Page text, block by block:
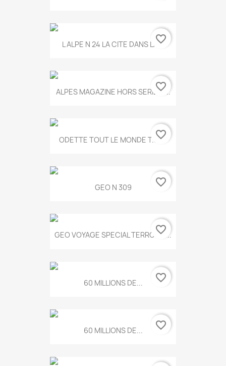
L ALPE N 24 LA CITE DANS LA...
favorite_border
ALPES MAGAZINE HORS SERIE N...
favorite_border
ODETTE TOUT LE MONDE T.546
favorite_border
GEO N 309 favorite_border
GEO VOYAGE SPECIAL TERROIRS...
favorite_border
60 MILLIONS DE... favorite_border
60 MILLIONS DE... favorite_border